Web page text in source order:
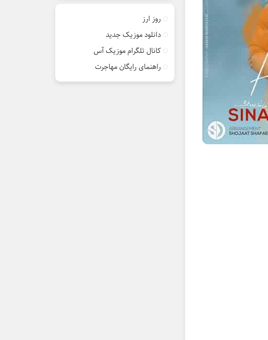
روز ارز
دانلود موزیک جدید
کانال تلگرام موزیک آس
راهنمای رایگان مهاجرت